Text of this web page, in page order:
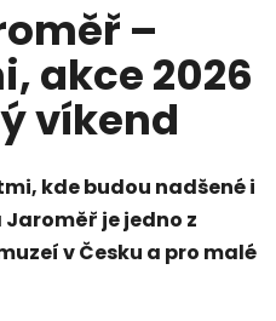
–
akce 2026
víkend
kde budou nadšené i
je jedno z
v Česku a pro malé